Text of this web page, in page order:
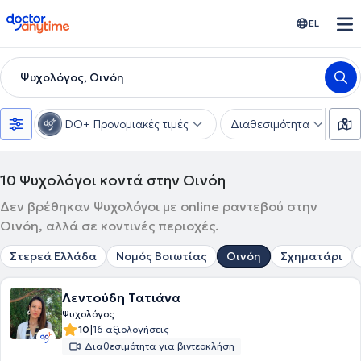
doctoranytime EL
Ψυχολόγος, Οινόη
DO+ Προνομιακές τιμές Διαθεσιμότητα
10 Ψυχολόγοι κοντά στην Οινόη
Δεν βρέθηκαν Ψυχολόγοι με online ραντεβού στην
Οινόη, αλλά σε κοντινές περιοχές.
Στερεά Ελλάδα Νομός Βοιωτίας Οινόη Σχηματάρι
Λεντούδη Τατιάνα
Ψυχολόγος
10|16 αξιολογήσεις
Διαθεσιμότητα για βιντεοκλήση